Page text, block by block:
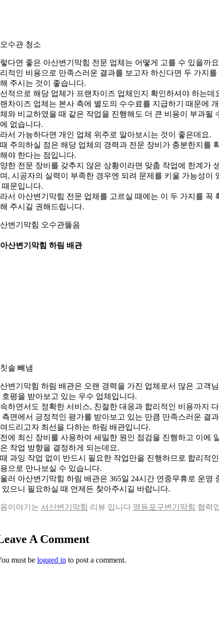
수관 청소
다면 좋은 아산변기막힘 전문 업체는 어떻게 고를 수 있을까
적인 비용으로 만족스러운 결과를 보고자 하신다면 두 가지를
주시는 것이 좋습니다.
적으로 해당 업체가 프랜차이즈 업체인지 확인하셔야 하는데
차이즈 업체는 본사 측에 별도의 수수료를 지급하기 때문에
와 비교하였을 때 같은 작업을 진행해도 더 큰 비용이 부과될
없습니다.
서 가능하다면 개인 업체 위주로 알아보시는 것이 좋은데요.
주의하실 점은 해당 업체의 경력과 전문 장비가 충분한지를
야 한다는 점입니다.
한 전문 장비를 갖추지 않은 상황이라면 맞춤 작업에 한계가
, 시공자의 실력이 부족한 경우엔 되려 문제를 키울 가능성이
때문입니다.
서 아산변기막힘 전문 업체를 고르실 때에는 이 두 가지를 꼭
주시길 권해드립니다.
변기막힘 오수관뚫음
산변기막힘 하림 배관
솔 빼냄
변기막힘 하림 배관은 오랜 경력을 가진 업체로서 많은 고객
호평을 받아보고 있는 우수 업체입니다.
하면서도 정확한 서비스, 친절한 대응과 합리적인 비용까지
측면에서 긍정적인 평가를 받아보고 있는 만큼 만족스러운 결
드리고자 최선을 다하는 하림 배관입니다.
에 최신 장비를 사용하여 세밀한 원인 점검을 진행하고 이에
작업 방향을 결정하게 되는데요.
과잉 작업 없이 반드시 필요한 작업만을 진행하므로 합리적인
으로 만나보실 수 있습니다.
러 아산변기막힘 하림 배관은 365일 24시간 연중무휴로 운영
있으니 필요하실 때 언제든 찾아주시길 바랍니다.
이야기는 서산변기막힘 리뷰 입니다 영등포구변기막힘 협력
A Comment
must be logged in to post a comment.